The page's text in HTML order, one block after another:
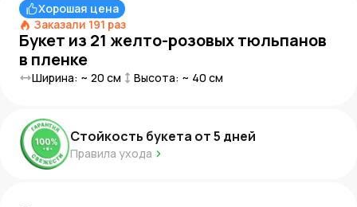
Хорошая цена
Заказали 191 раз
Букет из 21 желто-розовых тюльпанов
в пленке
Ширина: ~ 20 см Высота: ~ 40 см
Стойкость букета от5 дней
Правила ухода